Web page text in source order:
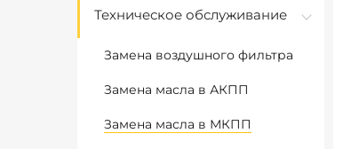
Техническое обслуживание
Замена воздушного фильтра
Замена масла в АКПП
Замена масла в МКПП